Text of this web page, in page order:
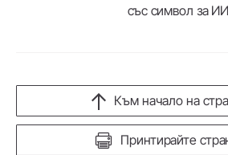
със символ за
Принтирайте
Към начало на